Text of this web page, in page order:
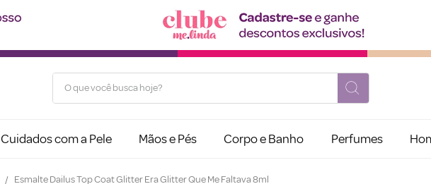
O que você busca hoje?
Cuidados com a Pele Mãos e Pés Corpo e Banho Perfumes
Esmalte Dailus Top Coat Glitter Era Glitter Que Me Faltava 8ml